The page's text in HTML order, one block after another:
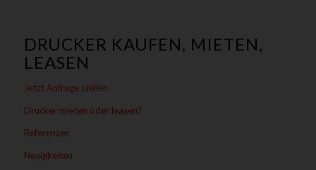
DRUCKER KAUFEN, MIETEN,
LEASEN
Jetzt Anfrage stellen
Drucker mieten oder leasen?
Referenzen
Neuigkeiten